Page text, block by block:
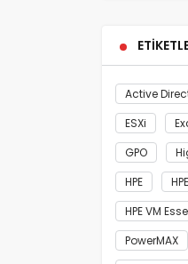
Active
ESXi
GPO
HPE
HPE VM
PowerMAX